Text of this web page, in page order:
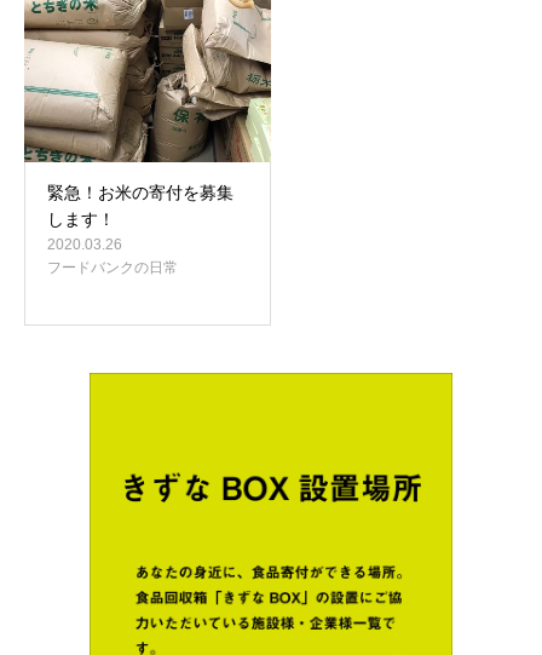
緊急！お米の寄付を募集
します！
2020.03.26
フードバンクの日常